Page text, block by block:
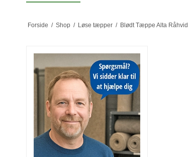
Forside / Shop / Løse tæpper / Blødt Tæppe Alta Råhvid